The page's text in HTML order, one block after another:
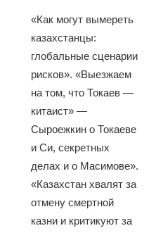
«Как могут вымереть
казахстанцы:
глобальные сценарии
рисков». «Выезжаем
на том, что Токаев —
китаист» —
Сыроежкин о Токаеве
и Си, секретных
делах и о Масимове».
«Казахстан хвалят за
отмену смертной
казни и критикуют за